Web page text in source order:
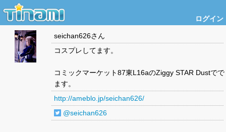
ログイン
seichan626さん
コスプレしてます。
コミックマーケット87東L16aのZiggy STAR Dustでで
ます。
http://ameblo.jp/seichan626/
@seichan626